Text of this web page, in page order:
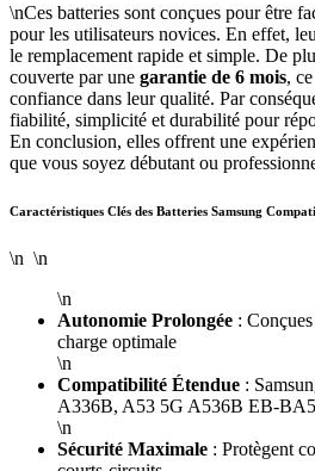
\nCes batteries sont conçues pour être
pour les utilisateurs novices. En effet,
le remplacement rapide et simple. De
couverte par une garantie de 6 mois,
confiance dans leur qualité. Par
fiabilité, simplicité et durabilité pour
En conclusion, elles offrent une
que vous soyez débutant ou
Caractéristiques Clés des Batteries Samsung
\n \n
\n
Autonomie Prolongée :
charge optimale
\n
Compatibilité Étendue :
A336B, A53 5G A536B EB-
\n
Sécurité Maximale : Protègent